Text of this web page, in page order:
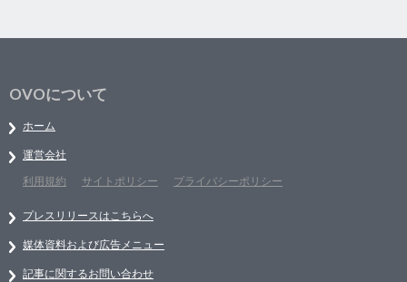
OVOについて
ホーム
運営会社
利用規約
サイトポリシー プライバシーポリシー
プレスリリースはこちらへ
媒体資料および広告メニュー
記事に関するお問い合わせ